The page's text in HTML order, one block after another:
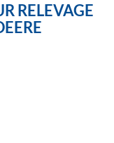
RELEVAGE